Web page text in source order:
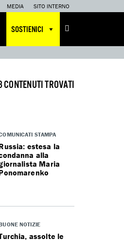
MEDIA SITO INTERNO
SOSTIENICI
TROVATI
STAMPA
estesa la
alla
Maria
NOTIZIE
assolte le